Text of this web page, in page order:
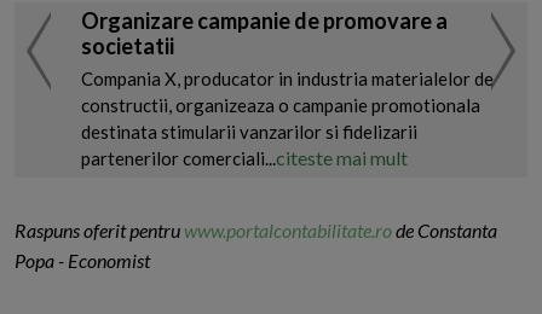
Organizare campanie de promovare a
societatii
Compania X, producator in industria materialelor de
constructii, organizeaza o campanie promotionala
destinata stimularii vanzarilor si fidelizarii
partenerilor comerciali...citeste mai mult
Raspuns oferit pentru www.portalcontabilitate.rode Constanta
Popa - Economist